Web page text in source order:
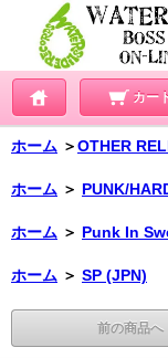
カー
ホーム ＞OTHER
ホーム ＞ PUNK/
ホーム ＞ Punk In
ホーム ＞ SP (JPN)
前の商品へ